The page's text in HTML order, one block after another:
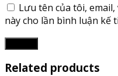
Lưu tên của tôi,
này cho lần bình luận kế
Related products